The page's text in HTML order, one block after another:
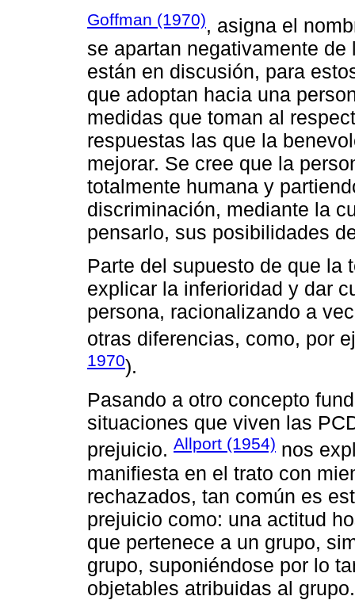
Goffman (1970), asigna el
se apartan negativamente
están en discusión, para
que adoptan hacia una
medidas que toman al
respuestas las que la
mejorar. Se cree que la
totalmente humana y
discriminación, mediante la
pensarlo, sus posibilidades
Parte del supuesto de que la
explicar la inferioridad y dar
persona, racionalizando a
otras diferencias, como, por
1970).
Pasando a otro concepto
situaciones que viven las
prejuicio. Allport (1954) nos
manifiesta en el trato con
rechazados, tan común es
prejuicio como: una actitud
que pertenece a un grupo,
grupo, suponiéndose por lo
objetables atribuidas al grupo.